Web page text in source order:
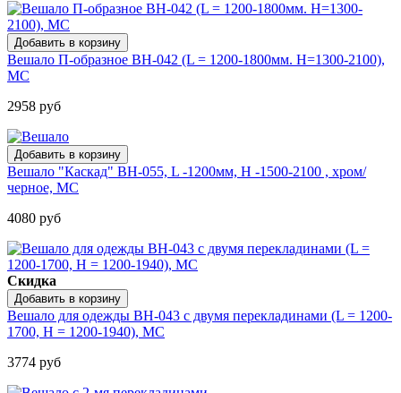
Вешало П-образное BH-042 (L = 1200-1800мм. H=1300-2100),
МС
2958 руб
Вешало "Каскад" BH-055, L -1200мм, H -1500-2100 , хром/
черное, МС
4080 руб
Скидка
Вешало для одежды BH-043 с двумя перекладинами (L = 1200-
1700, H = 1200-1940), МС
3774 руб